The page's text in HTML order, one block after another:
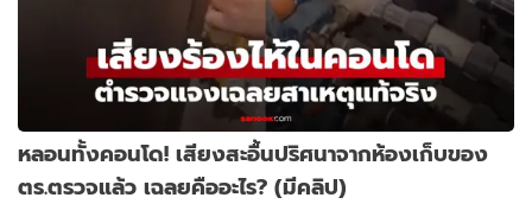
หลอนทั้งคอนโด! เสียงสะอื้นปริศนาจากห้องเก็บของ
ตร.ตรวจแล้ว เฉลยคืออะไร? (มีคลิป)